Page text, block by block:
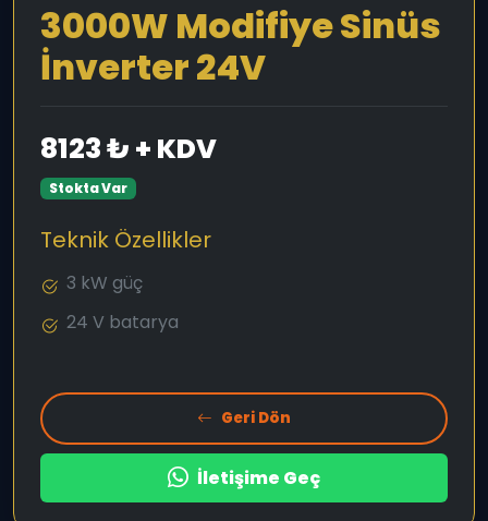
3000W Modifiye Sinüs
İnverter 24V
8123 ₺ + KDV
Stokta Var
Teknik Özellikler
3 kW güç
24 V batarya
Geri Dön
İletişime Geç